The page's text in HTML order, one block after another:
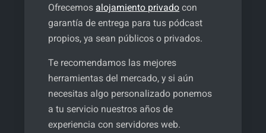
Ofrecemosalojamiento privadocon
garantía de entrega para tus pódcast
propios, ya sean públicos o privados.
Te recomendamos las mejores
herramientas del mercado, y si aún
necesitas algo personalizado ponemos
a tu servicio nuestros años de
experiencia con servidores web.